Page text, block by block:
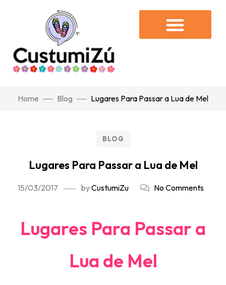
Home Blog Lugares Para Passar a Lua de Mel
BLOG
Lugares Para Passar a Lua de Mel
15/03/2017 byCustumiZu No Comments
Lugares Para Passar a
Lua de Mel